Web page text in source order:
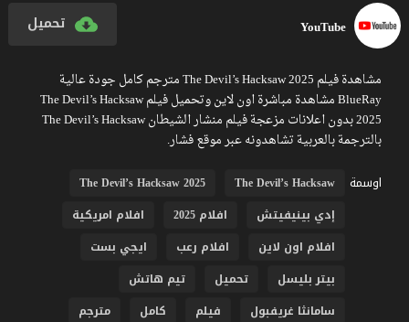
YouTube تحميل
مشاهدة فيلم The Devil’s Hacksaw 2025 مترجم كامل جودة عالية
BlueRay مشاهدة مباشرة اون لاين وتحميل فيلم The Devil’s Hacksaw
2025 بدون اعلانات مزعجة فيلم منشار الشيطان The Devil’s Hacksaw
بالترجمة بالعربية تشاهدونه عبر موقع فشار.
اوسمة
The Devil’s Hacksaw
The Devil’s Hacksaw 2025
إدي بينيفيتش
افلام 2025
افلام امريكية
افلام اون لاين
افلام رعب
ايجي بست
بيتر بليسل
تحميل
تيم هاتش
سامانثا غريفبول
فيلم كامل
مترجم